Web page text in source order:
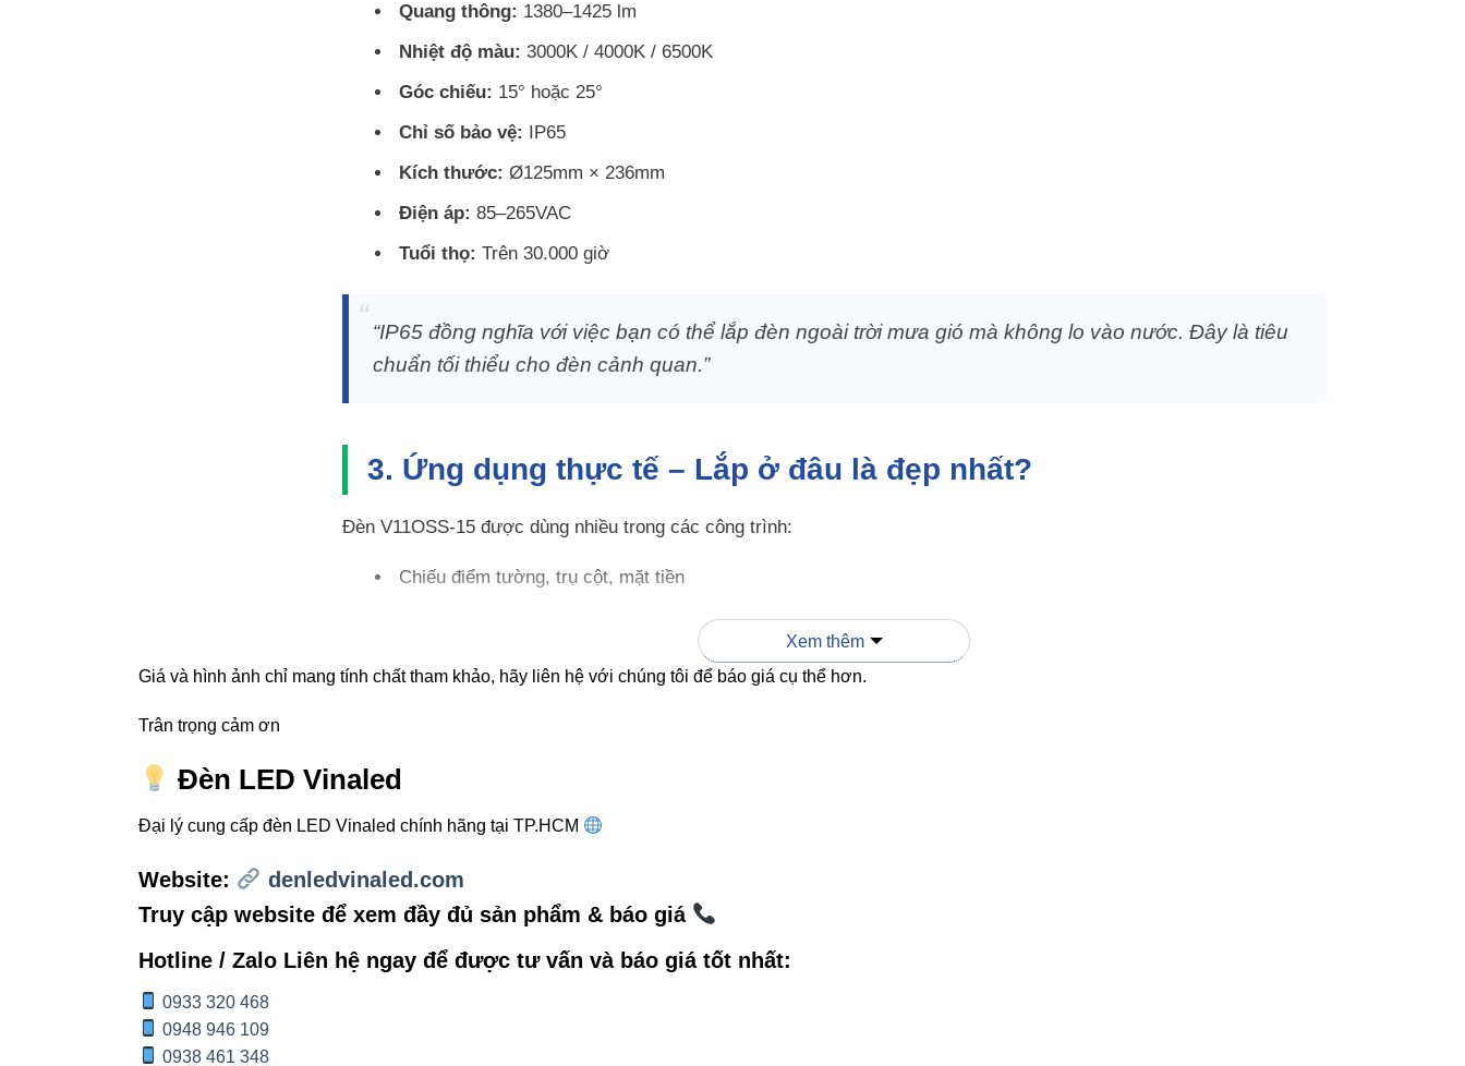
Quang thông: 1380–1425 lm
Nhiệt độ màu: 3000K / 4000K / 6500K
Góc chiếu: 15° hoặc 25°
Chỉ số bảo vệ: IP65
Kích thước: Ø125mm × 236mm
Điện áp: 85–265VAC
Tuổi thọ: Trên 30.000 giờ
“IP65 đồng nghĩa với việc bạn có thể lắp đèn ngoài trời mưa gió mà không lo vào nước. Đây là tiêu
chuẩn tối thiểu cho đèn cảnh quan.”
3. Ứng dụng thực tế – Lắp ở đâu là đẹp nhất?
Đèn V11OSS-15 được dùng nhiều trong các công trình:
Chiếu điểm tường, trụ cột, mặt tiền
nhất là trong các công trình kiến trúc.
Việc xây dựng hệ thốnginternal link hợp lýgiúp Google hiểu sâu hơn về chuyên môn của website. Tương tự như bạn
đang đọc bài này, tôi sẽ dẫn bạn sang các sản phẩm liên quan để tăng trải nghiệm:
Xem thêm
Giá và hình ảnh chỉ mang tính chất tham khảo, hãy liên hệ với chúng tôi để báo giá cụ thể hơn.
Trân trọng cảm ơn
Đèn LED Vinaled
Đại lý cung cấp đèn LED Vinaled chính hãng tại TP.HCM
Website:
denledvinaled.com
Truy cập website để xem đầy đủ sản phẩm & báo giá
Hotline / Zalo Liên hệ ngay để được tư vấn và báo giá tốt nhất:
0933 320 468
0948 946 109
0938 461 348